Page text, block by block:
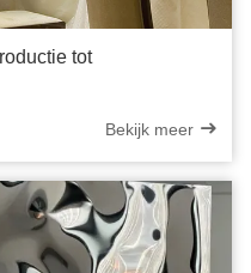
tot
Bekijk meer